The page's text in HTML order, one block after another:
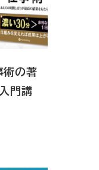
術の著
門講